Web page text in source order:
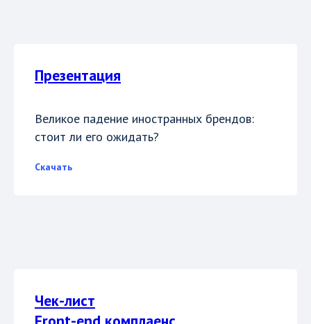
Презентация
Великое падение иностранных брендов:
стоит ли его ожидать?
Скачать
Чек-лист